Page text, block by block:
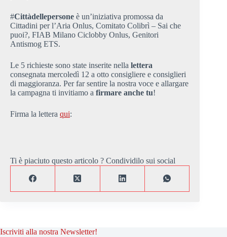
#Cittàdellepersone è un’iniziativa promossa da
Cittadini per l’Aria Onlus, Comitato Colibrì – Sai che
puoi?, FIAB Milano Ciclobby Onlus, Genitori
Antismog ETS.
Le 5 richieste sono state inserite nella lettera
consegnata mercoledì 12 a otto consigliere e consiglieri
di maggioranza. Per far sentire la nostra voce e allargare
la campagna ti invitiamo a firmare anche tu!
Firma la lettera qui:
Ti è piaciuto questo articolo ? Condividilo sui social
Iscriviti alla nostra Newsletter!